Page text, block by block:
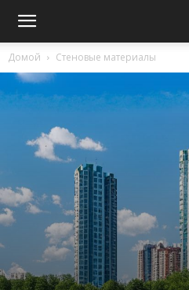
Домой Стеновые материалы